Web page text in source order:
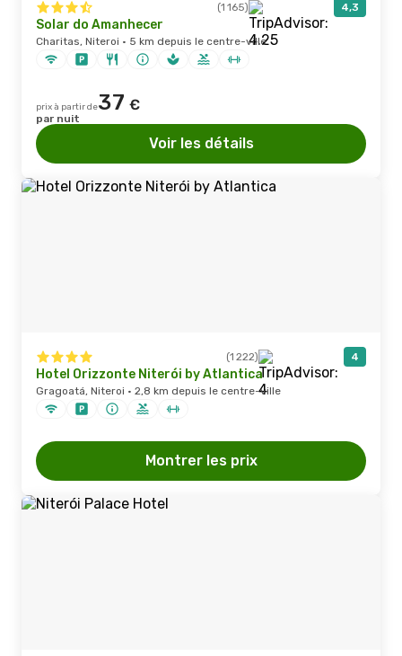
(1 165) 4,3
Solar do Amanhecer
Charitas, Niteroi · 5 km depuis le centre-ville
prix à partir de37 €
par nuit
Voir les détails
(1 222) 4
Hotel Orizzonte Niterói by Atlantica
Gragoatá, Niteroi · 2,8 km depuis le centre-ville
Montrer les prix